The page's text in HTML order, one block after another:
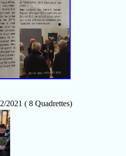
2021 ( 8 Quadrettes)